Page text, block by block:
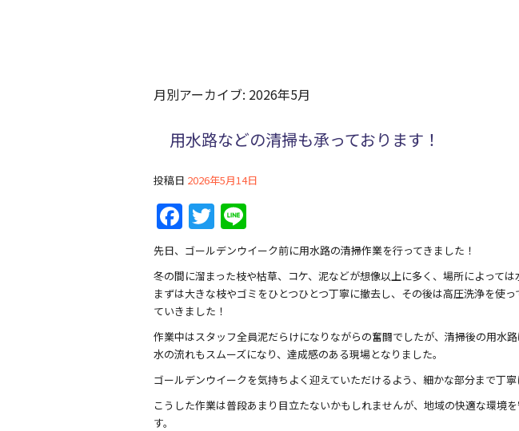
月別アーカイブ: 2026年5月
用水路などの清掃も承っております！
投稿日 2026年5月14日
F
a
c
e
b
o
o
k
T
w
itt
er
n
e
先日、ゴールデンウイーク前に用水路の清掃作業を行ってきました！
冬の間に溜まった枝や枯草、コケ、泥などが想像以上に多く、場所によって
まずは大きな枝やゴミをひとつひとつ丁寧に撤去し、その後は高圧洗浄を使
ていきました！
作業中はスタッフ全員泥だらけになりながらの奮闘でしたが、清掃後の用水
水の流れもスムーズになり、達成感のある現場となりました。
ゴールデンウイークを気持ちよく迎えていただけるよう、細かな部分まで丁寧
こうした作業は普段あまり目立たないかもしれませんが、地域の快適な環境
す。